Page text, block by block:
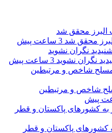
3 ساعت پیش
نگران نشوید 3 ساعت پیش
مسلح شاخص و مرتبطین
کشورهای پاکستان و قطر